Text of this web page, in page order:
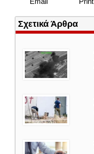
Σχετικά Άρθρα